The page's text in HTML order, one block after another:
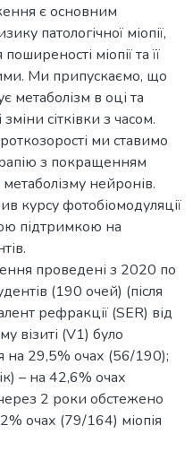
є основним
патологічної міопії,
міопії та її
Ми припускаємо, що
метаболізм в оці та
сітківки з часом.
ми ставимо
з покращенням
нейронів.
курсу фотобіомодуляції
підтримкою на
проведені з 2020 по
(190 очей) (після
рефракції (SER) від
візиті (V1) було
на 29,5% очах (56/190);
– на 42,6% очах
2 роки обстежено
очах (79/164) міопія